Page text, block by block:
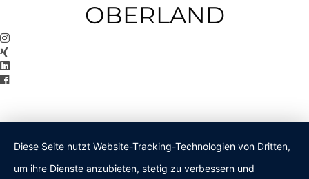
OBERLAND
Diese Seite nutzt Website-Tracking-Technologien von Dritten,
um ihre Dienste anzubieten, stetig zu verbessern und